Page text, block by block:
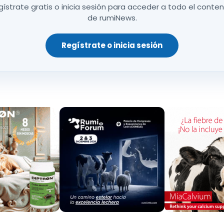
gratis o inicia sesión para acceder a todo el
de rumiNews.
Regístrate o inicia sesión